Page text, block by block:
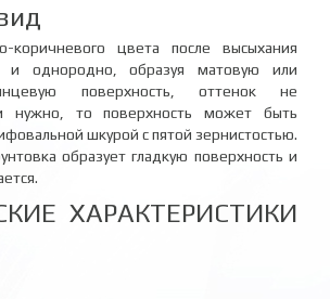
коричневого цвета после высыхания
и однородно, образуя матовую или
поверхность, оттенок не
нужно, то поверхность может быть
шкурой с пятой зернистостью.
образует гладкую поверхность и
ХАРАКТЕРИСТИКИ